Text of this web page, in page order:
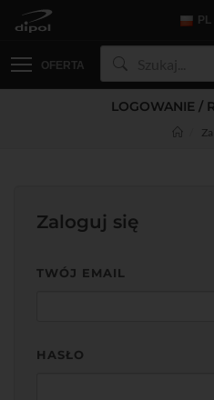
PL
OFERTA
LOGOWANIE /
Zaloguj się
TWÓJ EMAIL
HASŁO